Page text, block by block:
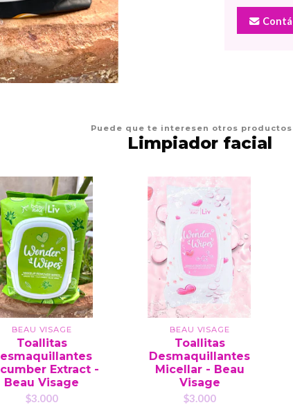
Puede que te interesen otros
Limpiador facial
BEAU VISAGE
Toallitas
Extract -
Beau Visage
$3.000
BEAU VISAGE
Toallitas
Desmaquillantes
Micellar - Beau
Visage
$3.000